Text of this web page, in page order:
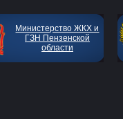
Министерство ЖКХ и
ГЗН Пензенской
области